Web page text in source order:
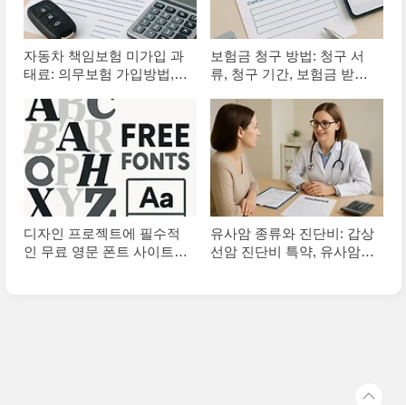
자동차 책임보험 미가입 과
태료: 의무보험 가입방법,
보험금 청구 방법: 청구 서
류, 청구 기간, 보험금 받는
디자인 프로젝트에 필수적
인 무료 영문 폰트 사이트
유사암 종류와 진단비: 갑상
선암 진단비 특약, 유사암